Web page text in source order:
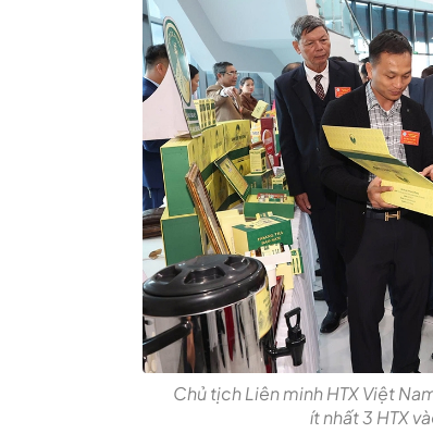
Chủ tịch Liên minh HTX Việt
ít nhất 3 HTX